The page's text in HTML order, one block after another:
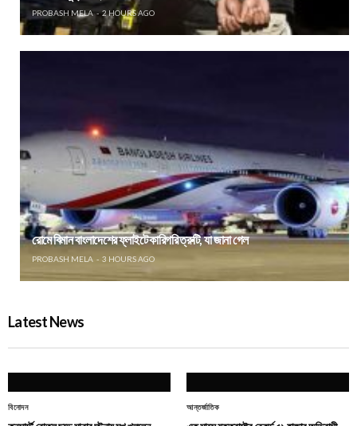
PROBASH MELA 2 HOURS AGO
রোমে বিমান বাংলাদেশের ফ্লাইটে কারিগরি ত্রুটি, যা জানা গেল
PROBASH MELA 3 HOURS AGO
Latest News
বিনোদন আন্তর্জাতিক